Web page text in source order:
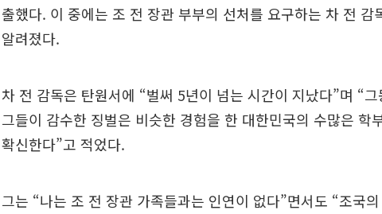
출했다. 이 중에는 조 전 장관 부부의 선처를 요구하는 차 전 감
알려졌다.
차 전 감독은 탄원서에 “벌써 5년이 넘는 시간이 지났다”며 “
그들이 감수한 징벌은 비슷한 경험을 한 대한민국의 수많은 학
확신한다”고 적었다.
그는 “나는 조 전 장관 가족들과는 인연이 없다”면서도 “조국